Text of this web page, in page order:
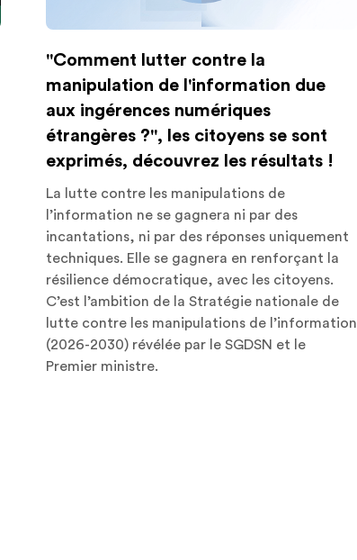
"Comment lutter contre la
manipulation de l'information due
aux ingérences numériques
étrangères ?", les citoyens se sont
exprimés, découvrez les résultats !
La lutte contre les manipulations de
l’information ne se gagnera ni par des
incantations, ni par des réponses uniquement
techniques. Elle se gagnera en renforçant la
résilience démocratique, avec les citoyens.
C’est l’ambition de la Stratégie nationale de
lutte contre les manipulations de l’information
(2026-2030) révélée par le SGDSN et le
Premier ministre.